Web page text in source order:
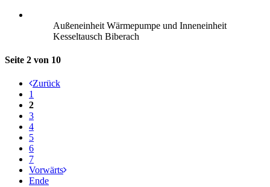
Außeneinheit Wärmepumpe und Inneneinheit
Kesseltausch Biberach
Seite 2 von 10
Zurück
1
2
3
4
5
6
7
Vorwärts
Ende